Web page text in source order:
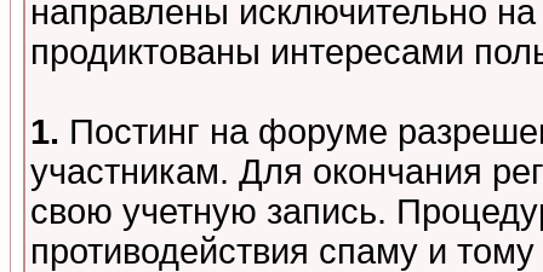
направлены исключительно
продиктованы интересами
1. Постинг на форуме
участникам. Для окончания
свою учетную запись.
противодействия спаму и